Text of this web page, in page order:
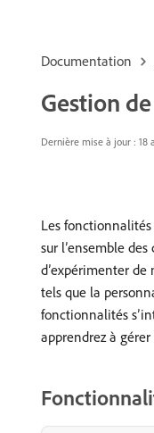
Documentation
Gestion
Dernière mise à jour : 18
Les
sur l’ensemble
d’expérimenter
tels que la
fonctionnalités
apprendrez à